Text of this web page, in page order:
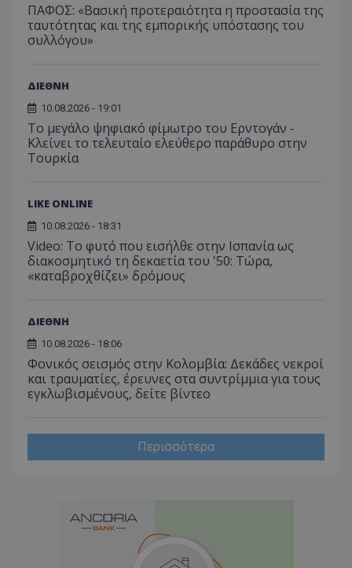
ΠΑΦΟΣ: «Βασική προτεραιότητα η προστασία της
ταυτότητας και της εμπορικής υπόστασης του
συλλόγου»
ΔΙΕΘΝΗ
10.08.2026 - 19:01
Το μεγάλο ψηφιακό φίμωτρο του Ερντογάν -
Κλείνει το τελευταίο ελεύθερο παράθυρο στην
Τουρκία
LIKE ONLINE
10.08.2026 - 18:31
Video: Το φυτό που εισήλθε στην Ισπανία ως
διακοσμητικό τη δεκαετία του '50: Τώρα,
«καταβροχθίζει» δρόμους
ΔΙΕΘΝΗ
10.08.2026 - 18:06
Φονικός σεισμός στην Κολομβία: Δεκάδες νεκροί
και τραυματίες, έρευνες στα συντρίμμια για τους
εγκλωβισμένους, δείτε βίντεο
Περισσότερα